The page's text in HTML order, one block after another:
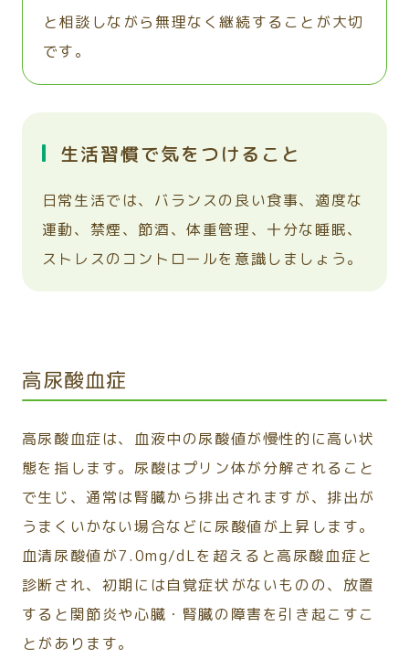
と相談しながら無理なく継続することが大切
です。
生活習慣で気をつけること
日常生活では、バランスの良い食事、適度な
運動、禁煙、節酒、体重管理、十分な睡眠、
ストレスのコントロールを意識しましょう。
高尿酸血症
高尿酸血症は、血液中の尿酸値が慢性的に高い状
態を指します。尿酸はプリン体が分解されること
で生じ、通常は腎臓から排出されますが、排出が
うまくいかない場合などに尿酸値が上昇します。
血清尿酸値が7.0mg/dLを超えると高尿酸血症と
診断され、初期には自覚症状がないものの、放置
すると関節炎や心臓・腎臓の障害を引き起こすこ
とがあります。